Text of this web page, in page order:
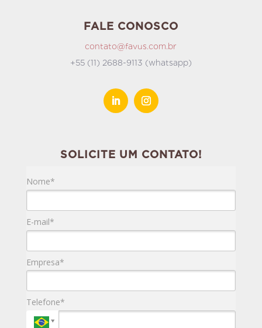
FALE CONOSCO
contato@favus.com.br
+55 (11) 2688-9113 (whatsapp)
SOLICITE UM CONTATO!
Nome*
E-mail*
Empresa*
Telefone*